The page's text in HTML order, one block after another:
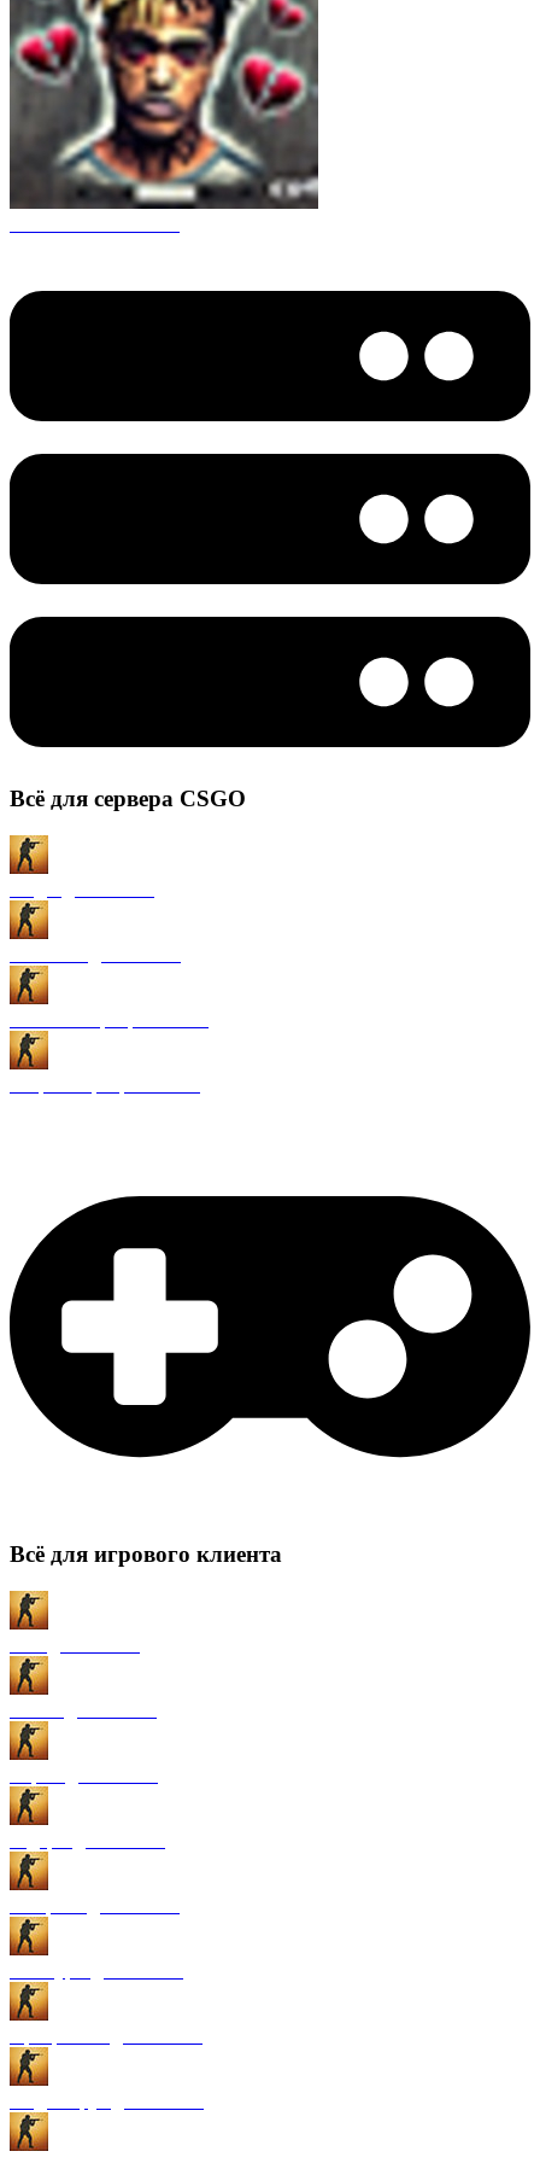
Всё для сервера CSGO
Всё для игрового клиента